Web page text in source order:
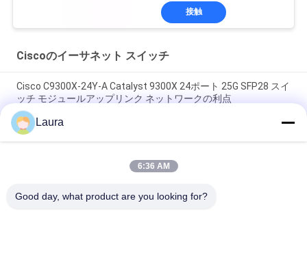
接触
Ciscoのイーサネット スイッチ
Cisco C9300X-24Y-A Catalyst 9300X 24ポート 25G SFP28 スイ
ッチ モジュールアップリンク ネットワークの利点
Cisco C9300X-12Y-A スイッチ | Catalyst 9300X 12 ポート 25G
SFP28 ネットワーク アドバンテージ スイッチ
Cisco C9300-48S-A Catalyst 9300 48 ポート SFP スイッチ ネッ
Laura
6:36 AM
Good day, what product are you looking for?